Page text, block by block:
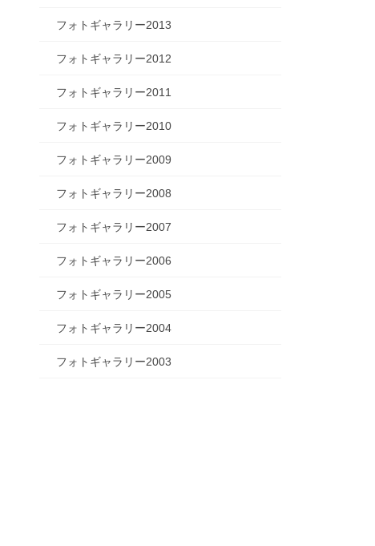
フォトギャラリー2013
フォトギャラリー2012
フォトギャラリー2011
フォトギャラリー2010
フォトギャラリー2009
フォトギャラリー2008
フォトギャラリー2007
フォトギャラリー2006
フォトギャラリー2005
フォトギャラリー2004
フォトギャラリー2003